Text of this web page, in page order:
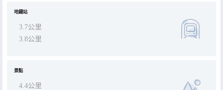
地鐵站
3.7公里
3.8公里
景點
4.4公里